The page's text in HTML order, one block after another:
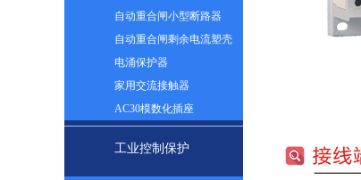
自动重合闸小型断路器
自动重合闸剩余电流塑壳
断路器
电涌保护器
家用交流接触器
AC30模数化插座
工业控制保护